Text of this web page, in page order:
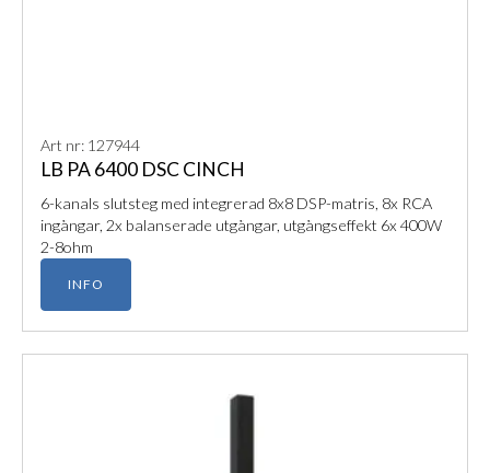
Art nr: 127944
LB PA 6400 DSC CINCH
6-kanals slutsteg med integrerad 8x8 DSP-matris, 8x RCA
ingångar, 2x balanserade utgångar, utgångseffekt 6x 400W
2-8ohm
INFO